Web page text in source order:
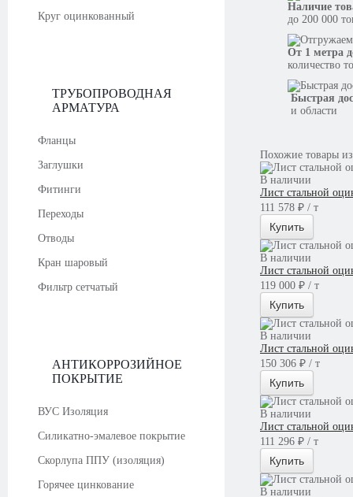
Круг оцинкованный
ТРУБОПРОВОДНАЯ
АРМАТУРА
Фланцы
Заглушки
Фитинги
Переходы
Отводы
Кран шаровый
Фильтр сетчатый
АНТИКОРРОЗИЙНОЕ
ПОКРЫТИЕ
ВУС Изоляция
Силикатно-эмалевое покрытие
Скорлупа ППУ (изоляция)
Горячее цинкование
Наличие
до 200 000
От 1 метра
количество
Быстрая
и области
Похожие товары
В наличии
Лист стальной
111 578 ₽ / т
Купить
В наличии
Лист стальной
119 000 ₽ / т
Купить
В наличии
Лист стальной
150 306 ₽ / т
Купить
В наличии
Лист стальной
111 296 ₽ / т
Купить
В наличии